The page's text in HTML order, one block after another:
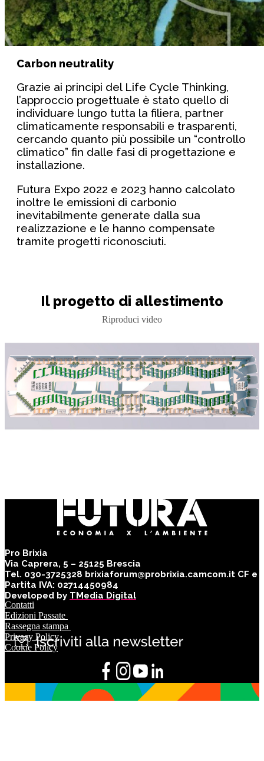
Carbon neutrality
Grazie ai principi del Life Cycle Thinking,
l’approccio progettuale è stato quello di
individuare lungo tutta la filiera, partner
climaticamente responsabili e trasparenti,
cercando quanto più possibile un “controllo
climatico” fin dalle fasi di progettazione e
installazione.
Futura Expo 2022 e 2023 hanno calcolato
inoltre le emissioni di carbonio
inevitabilmente generate dalla sua
realizzazione e le hanno compensate
tramite progetti riconosciuti.
Il progetto di allestimento
Riproduci video
Pro Brixia
Via Caprera, 5 – 25125 Brescia
Tel. 030-3725328 brixiaforum@probrixia.camcom.it CF e
Partita IVA: 02714450984
Developed by TMedia Digital
Contatti
Edizioni Passate
Rassegna stampa
Privacy Policy
Cookie Policy